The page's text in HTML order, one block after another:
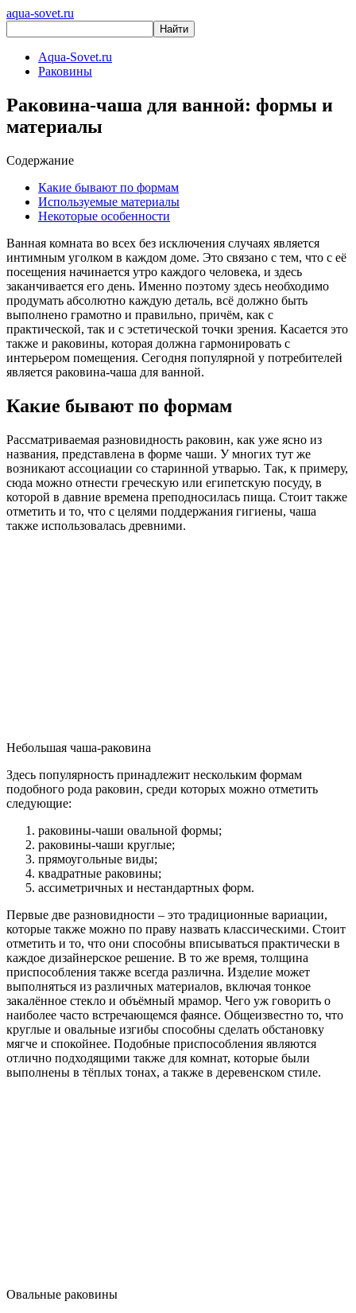
aqua-sovet.ru
Aqua-Sovet.ru
Раковины
Раковина-чаша для ванной: формы и
материалы
Содержание
Какие бывают по формам
Используемые материалы
Некоторые особенности
Ванная комната во всех без исключения случаях является
интимным уголком в каждом доме. Это связано с тем, что с её
посещения начинается утро каждого человека, и здесь
заканчивается его день. Именно поэтому здесь необходимо
продумать абсолютно каждую деталь, всё должно быть
выполнено грамотно и правильно, причём, как с
практической, так и с эстетической точки зрения. Касается это
также и раковины, которая должна гармонировать с
интерьером помещения. Сегодня популярной у потребителей
является раковина-чаша для ванной.
Какие бывают по формам
Рассматриваемая разновидность раковин, как уже ясно из
названия, представлена в форме чаши. У многих тут же
возникают ассоциации со старинной утварью. Так, к примеру,
сюда можно отнести греческую или египетскую посуду, в
которой в давние времена преподносилась пища. Стоит также
отметить и то, что с целями поддержания гигиены, чаша
также использовалась древними.
Небольшая чаша-раковина
Здесь популярность принадлежит нескольким формам
подобного рода раковин, среди которых можно отметить
следующие:
раковины-чаши овальной формы;
раковины-чаши круглые;
прямоугольные виды;
квадратные раковины;
ассиметричных и нестандартных форм.
Первые две разновидности – это традиционные вариации,
которые также можно по праву назвать классическими. Стоит
отметить и то, что они способны вписываться практически в
каждое дизайнерское решение. В то же время, толщина
приспособления также всегда различна. Изделие может
выполняться из различных материалов, включая тонкое
закалённое стекло и объёмный мрамор. Чего уж говорить о
наиболее часто встречающемся фаянсе. Общеизвестно то, что
круглые и овальные изгибы способны сделать обстановку
мягче и спокойнее. Подобные приспособления являются
отлично подходящими также для комнат, которые были
выполнены в тёплых тонах, а также в деревенском стиле.
Овальные раковины